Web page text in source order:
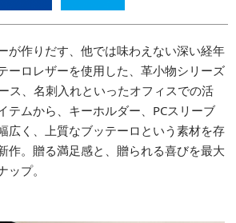
が作りだす、他では味わえない深い経年
ーロレザーを使用した、革小物シリーズ
ス、名刺入れといったオフィスでの活
テムから、キーホルダー、PCスリーブ
広く、上質なブッテーロという素材を存
作。贈る満足感と、贈られる喜びを最大
プ。